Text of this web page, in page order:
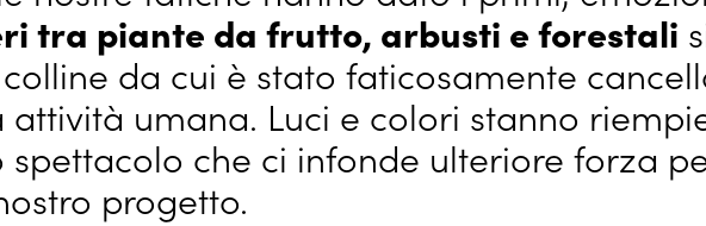
tra piante da frutto, arbusti e forestali
da cui è stato faticosamente
attività umana. Luci e colori stanno
spettacolo che ci infonde ulteriore forza
progetto.